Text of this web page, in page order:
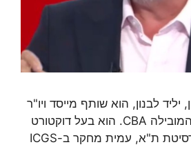
יליד לבנון, הוא שותף מייסד ויו"ר
פירמת עורכי הדין המובילה CBA. הוא בעל דוקטורט
במשפטים מאוניברסיטת ת"א, עמית מחקר ב-ICGS